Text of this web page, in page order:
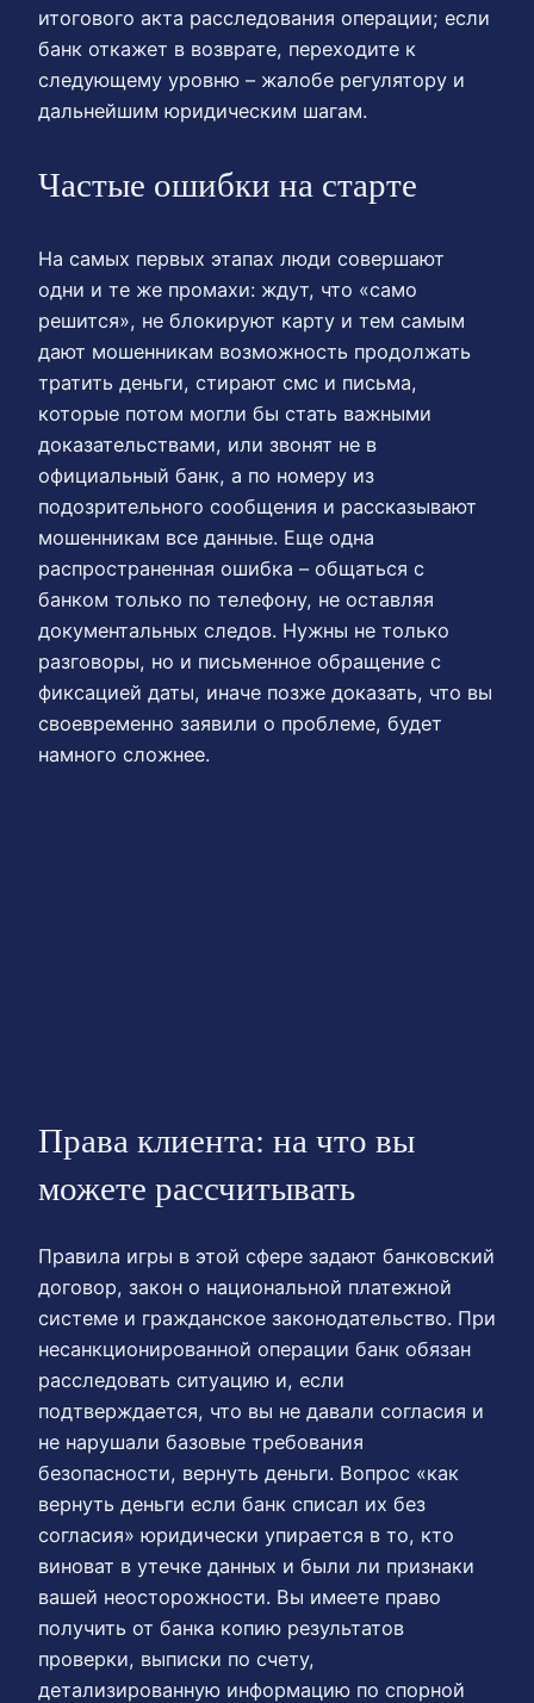
итогового акта расследования операции; если
банк откажет в возврате, переходите к
следующему уровню – жалобе регулятору и
дальнейшим юридическим шагам.
Частые ошибки на старте
На самых первых этапах люди совершают
одни и те же промахи: ждут, что «само
решится», не блокируют карту и тем самым
дают мошенникам возможность продолжать
тратить деньги, стирают смс и письма,
которые потом могли бы стать важными
доказательствами, или звонят не в
официальный банк, а по номеру из
подозрительного сообщения и рассказывают
мошенникам все данные. Еще одна
распространенная ошибка – общаться с
банком только по телефону, не оставляя
документальных следов. Нужны не только
разговоры, но и письменное обращение с
фиксацией даты, иначе позже доказать, что вы
своевременно заявили о проблеме, будет
намного сложнее.
Права клиента: на что вы
можете рассчитывать
Правила игры в этой сфере задают банковский
договор, закон о национальной платежной
системе и гражданское законодательство. При
несанкционированной операции банк обязан
расследовать ситуацию и, если
подтверждается, что вы не давали согласия и
не нарушали базовые требования
безопасности, вернуть деньги. Вопрос «как
вернуть деньги если банк списал их без
согласия» юридически упирается в то, кто
виноват в утечке данных и были ли признаки
вашей неосторожности. Вы имеете право
получить от банка копию результатов
проверки, выписки по счету,
детализированную информацию по спорной